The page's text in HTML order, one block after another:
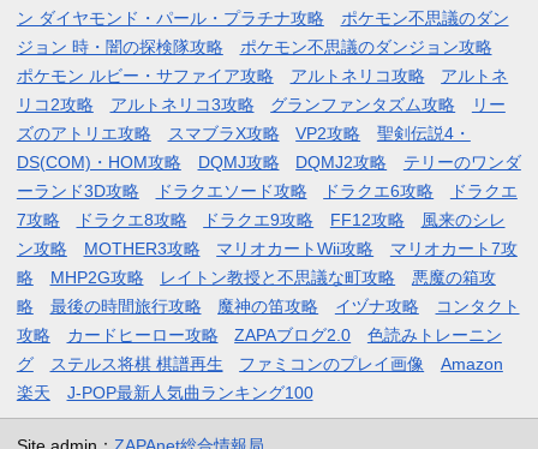
ン ダイヤモンド・パール・プラチナ攻略
ポケモン不思議のダン
ジョン 時・闇の探検隊攻略
ポケモン不思議のダンジョン攻略
ポケモン ルビー・サファイア攻略
アルトネリコ攻略
アルトネ
リコ2攻略
アルトネリコ3攻略 グランファンタズム攻略
リー
ズのアトリエ攻略
スマブラX攻略 VP2攻略
聖剣伝説4・
DS(COM)・HOM攻略
DQMJ攻略 DQMJ2攻略
テリーのワンダ
ーランド3D攻略
ドラクエソード攻略 ドラクエ6攻略
ドラクエ
7攻略
ドラクエ8攻略 ドラクエ9攻略 FF12攻略
風来のシレ
ン攻略
MOTHER3攻略 マリオカートWii攻略
マリオカート7攻
略
MHP2G攻略 レイトン教授と不思議な町攻略
悪魔の箱攻
略
最後の時間旅行攻略 魔神の笛攻略 イヅナ攻略
コンタクト
攻略
カードヒーロー攻略 ZAPAブログ2.0
色読みトレーニン
グ
ステルス将棋 棋譜再生 ファミコンのプレイ画像
Amazon
楽天
J-POP最新人気曲ランキング100